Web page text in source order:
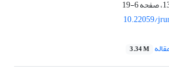
6-19
10.22059/
3.34 M